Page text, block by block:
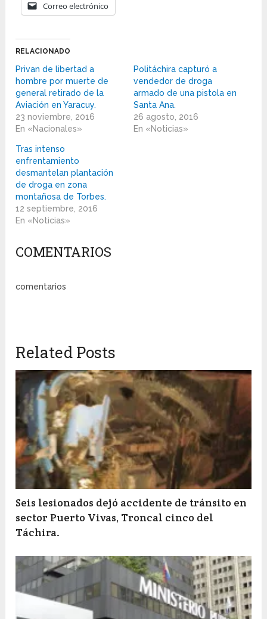
Correo electrónico
RELACIONADO
Privan de libertad a
hombre por muerte de
general retirado de la
Aviación en Yaracuy.
23 noviembre, 2016
En «Nacionales»
Politáchira capturó a
vendedor de droga
armado de una pistola en
Santa Ana.
26 agosto, 2016
En «Noticias»
Tras intenso
enfrentamiento
desmantelan plantación
de droga en zona
montañosa de Torbes.
12 septiembre, 2016
En «Noticias»
COMENTARIOS
comentarios
Related Posts
Seis lesionados dejó accidente de tránsito en
sector Puerto Vivas, Troncal cinco del
Táchira.